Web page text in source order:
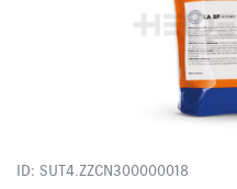
ID: SUT4.ZZCN300000018